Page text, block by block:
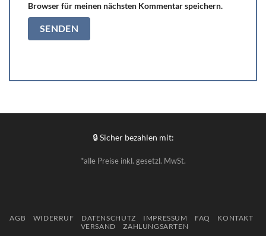
Browser für meinen nächsten Kommentar speichern.
🔒 Sicher bezahlen mit:
*alle Preise inkl. gesetzl. MwSt.
AGB WIDERRUF DATENSCHUTZ IMPRESSUM FAQ
KONTAKT
VERSAND
ZAHLUNGSARTEN